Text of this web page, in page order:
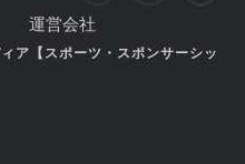
運営会社
ア【スポーツ・スポンサーシッ